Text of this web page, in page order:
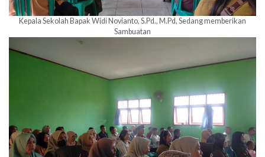
Kepala Sekolah Bapak Widi Novianto, S.Pd., M.Pd, Sedang memberikan
Sambuatan